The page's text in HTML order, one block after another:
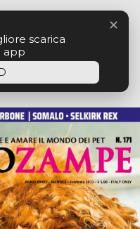
scarica
app
✕